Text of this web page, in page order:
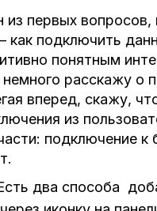
из первых
как подключить
понятным
немного расскажу о
вперед, скажу,
из
подключение к
два способа